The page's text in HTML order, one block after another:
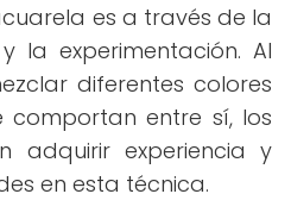
es a través de la
la experimentación. Al
diferentes colores
entre sí, los
adquirir experiencia y
en esta técnica.